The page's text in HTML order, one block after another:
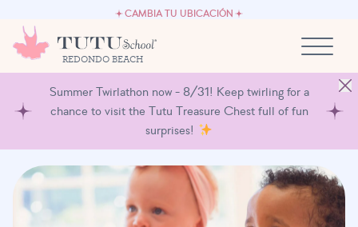
CAMBIA TU UBICACIÓN
REDONDO BEACH
SÉ PROPIETARIO DE UNA TUTU SCHOOL
Summer Twirlathon now - 8/31! Keep twirling for a
chance to visit the Tutu Treasure Chest full of fun
surprises!